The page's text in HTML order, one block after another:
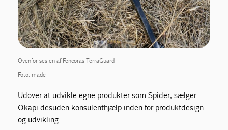
Ovenfor ses en af Fencoras TerraGuard
Foto: made
Udover at udvikle egne produkter som Spider, sælger
Okapi desuden konsulenthjælp inden for produktdesign
og udvikling.